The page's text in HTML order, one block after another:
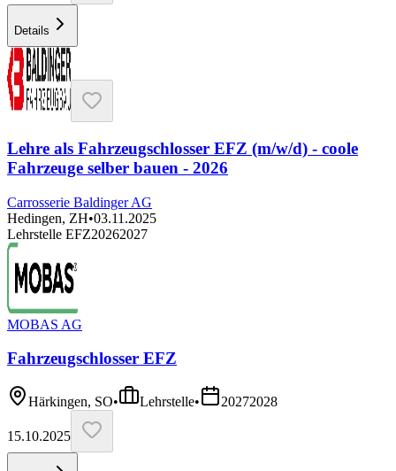
Details
Lehre als Fahrzeugschlosser EFZ (m/w/d) - coole
Fahrzeuge selber bauen - 2026
Carrosserie Baldinger AG
Hedingen, ZH•03.11.2025
Lehrstelle EFZ20262027
MOBAS AG
Fahrzeugschlosser EFZ
Härkingen, SO• Lehrstelle• 20272028
15.10.2025